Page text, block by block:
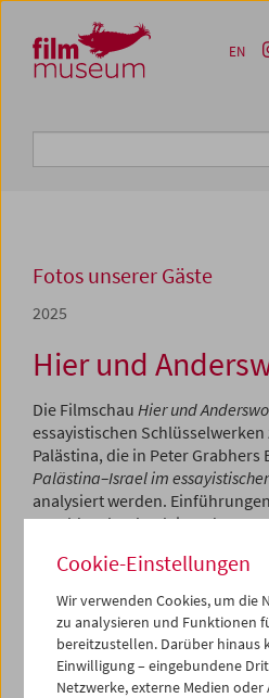
Zum Inhalt
Zum Hauptmenü
Zur Servicenavigation
Zum Suche
EN
Fotos unserer Gäste
2025
Hier und
Die Filmschau Hier und Anderswo
essayistischen
Palästina, die in Peter Grabhers
Palästina–Israel im
analysiert werden.
Gerald Weber begleiten das
Geva statt.
ProgrammMärz / April 2025 -
Cookie-Einstellungen
Wir verwenden Cookies, um die
zu analysieren und Funktionen
bereitzustellen. Darüber hinaus
Einwilligung – eingebundene
Netzwerke, externe Medien oder